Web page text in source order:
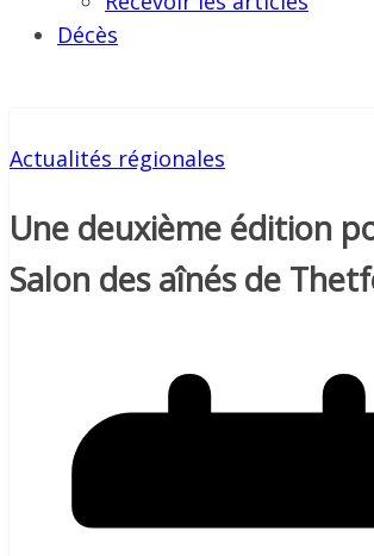
Décès
Actualités régionales
Une deuxième édition
Salon des aînés de